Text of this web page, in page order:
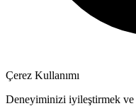
Çerez Kullanımı
Deneyiminizi iyileştirmek ve